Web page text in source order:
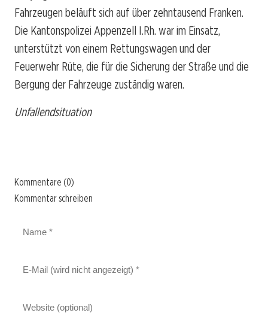
Fahrzeugen beläuft sich auf über zehntausend Franken.
Die Kantonspolizei Appenzell I.Rh. war im Einsatz,
unterstützt von einem Rettungswagen und der
Feuerwehr Rüte, die für die Sicherung der Straße und die
Bergung der Fahrzeuge zuständig waren.
Unfallendsituation
Kommentare (0)
Kommentar schreiben